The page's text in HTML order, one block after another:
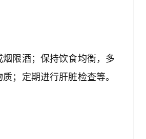
限酒；保持饮食均衡，多
；定期进行肝脏检查等。